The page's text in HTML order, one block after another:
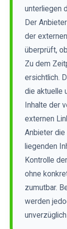
unterliegen
Der
der
überprüft,
Zu dem
ersichtlich.
die aktuelle
Inhalte der
externen
Anbieter
liegenden
Kontrolle
ohne
zumutbar.
werden